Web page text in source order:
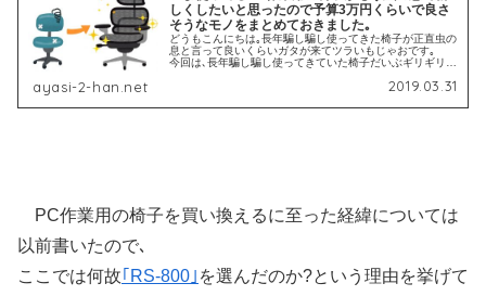
しくしたいと思ったので予算3万円くらいで良さ
そうなモノをまとめておきました｡
どうもこんにちは｡長年騙し騙し使ってきた椅子が正直虫の
息と言って良いくらいガタが来てツラいもじゃおです｡
今回は､長年騙し騙し使ってきていた椅子だいぶギリギリと
ayasi-2-han.net 2019.03.31
PC作業用の椅子を買い換えるに至った経緯については
以前書いたので､
ここでは何故｢RS-800｣ を選んだのか?という理由を挙げて